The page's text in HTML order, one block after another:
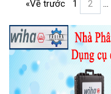
«Về trước 1 2 ...